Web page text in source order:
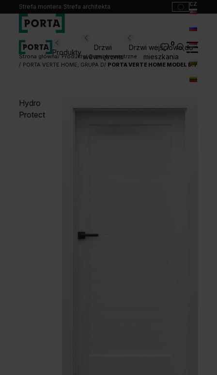
Strefa montera/Strefa architekta cz
hu
Produkty
Drzwi
wewnętrzne
Drzwi wejściowe do
mieszkania
0
Wybierz swoje drzwi
Katalogi
Kontakt
Strona główna Produkty Drzwi wewnętrzne
PORTA VERTE HOME, GRUPA D
PORTA VERTE HOME MODEL D.1
Hydro
Protect